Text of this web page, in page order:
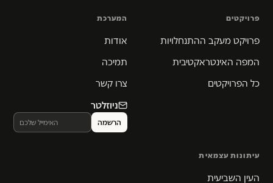
פרויקטים
פרויקט מעקב ההתנחלויות
המפה האינטראקטיבית
כל הפרויקטים
המערכת
אודות
תמיכה
צרו קשר
ניוזלטר
עיתונות עצמאית
העין השביעית